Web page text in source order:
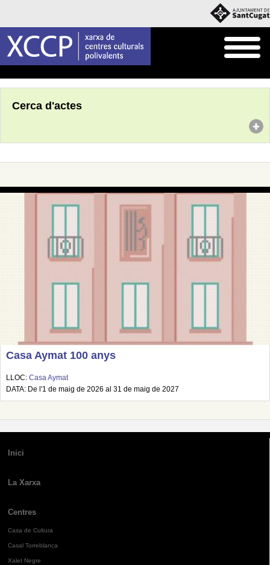
Cerca d'actes
Casa Aymat 100 anys
LLOC: Casa Aymat
DATA: De l'1 de maig de 2026 al 31 de maig de 2027
Inici
La Xarxa
Centres
Casa de Cultura
Casal Torreblanca
Xalet Negre